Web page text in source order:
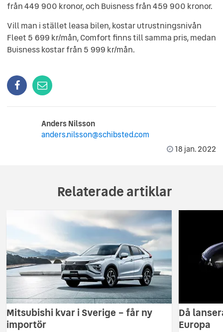
från 449 900 kronor, och Buisness från 459 900 kronor.
Vill man i stället leasa bilen, kostar utrustningsnivån
Fleet 5 699 kr/mån, Comfort finns till samma pris, medan
Buisness kostar från 5 999 kr/mån.
Anders Nilsson
anders.nilsson@schibsted.com
18 jan. 2022
Relaterade artiklar
Mitsubishi kvar i Sverige – får ny
importör
Då
Europa